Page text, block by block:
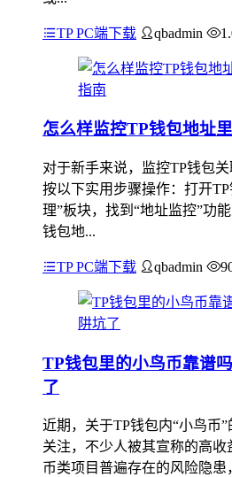
TP PC端下载 qbadmin
怎么样监控TP钱包地址
对于新手来说，监控TP钱包
按以下实用步骤操作：打开
理”板块，找到“地址监控”功
钱包地...
TP PC端下载 qbadmin
TP钱包里的小鸟币靠谱
了
近期，关于TP钱包内“小鸟币
关注，不少人被其宣称的高
币类项目普遍存在的风险隐